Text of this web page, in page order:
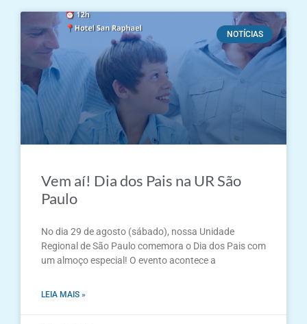
NOTÍCIAS
Vem aí! Dia dos Pais na UR São
Paulo
No dia 29 de agosto (sábado), nossa Unidade
Regional de São Paulo comemora o Dia dos Pais com
um almoço especial! O evento acontece a
LEIA MAIS »